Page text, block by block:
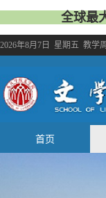
全球最
2026年8月7日 星期五 教学
首页